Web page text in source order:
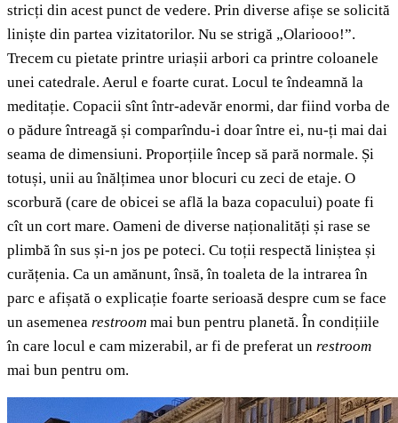
stricți din acest punct de vedere. Prin diverse afișe se solicită
liniște din partea vizitatorilor. Nu se strigă „Olariooo!”.
Trecem cu pietate printre uriașii arbori ca printre coloanele
unei catedrale. Aerul e foarte curat. Locul te îndeamnă la
meditație. Copacii sînt într-adevăr enormi, dar fiind vorba de
o pădure întreagă și comparîndu-i doar între ei, nu-ți mai dai
seama de dimensiuni. Proporțiile încep să pară normale. Și
totuși, unii au înălțimea unor blocuri cu zeci de etaje. O
scorbură (care de obicei se află la baza copacului) poate fi
cît un cort mare. Oameni de diverse naționalități și rase se
plimbă în sus și-n jos pe poteci. Cu toții respectă liniștea și
curățenia. Ca un amănunt, însă, în toaleta de la intrarea în
parc e afișată o explicație foarte serioasă despre cum se face
un asemenea restroom mai bun pentru planetă. În condițiile
în care locul e cam mizerabil, ar fi de preferat un restroom
mai bun pentru om.